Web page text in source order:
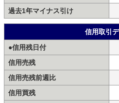
過去1年マイナス引け
信用取引
●信用残日付
信用売残
信用売残前週比
信用買残